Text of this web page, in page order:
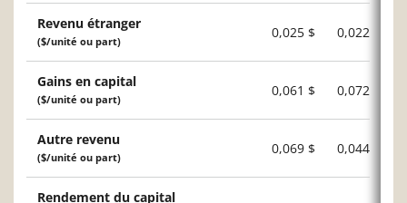
Revenu étranger
($/unité ou part)
0,025 $ 0,022 $
Gains en capital
($/unité ou part)
0,061 $ 0,072 $
Autre revenu
($/unité ou part)
0,069 $ 0,044 $
Rendement du capital